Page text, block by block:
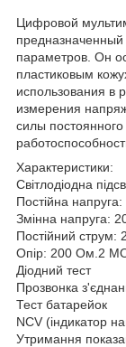
Цифровой
предназначенный
параметров. Он
пластиковым
использования в
измерения
силы
Характеристики:
Світлодіодна
Постійна
Змінна напруга:
Постійний струм:
Опір: 200 Ом.2
Діодний тест
Прозвонка
Тест батарейок
NCV (індикатор
Утримання